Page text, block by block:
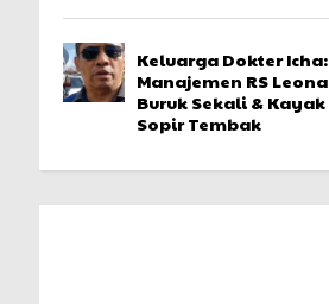
Keluarga Dokter Icha:
Manajemen RS Leona
Buruk Sekali & Kayak
Sopir Tembak